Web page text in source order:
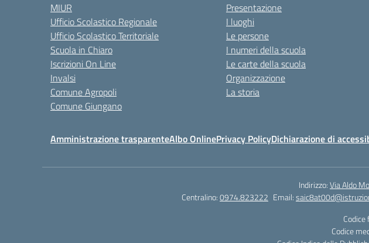
MIUR
Ufficio Scolastico Regionale
Ufficio Scolastico Territoriale
Scuola in Chiaro
Iscrizioni On Line
Invalsi
Comune Agropoli
Comune Giungano
Presentazione
I luoghi
Le persone
I numeri della scuola
Le carte della scuola
Organizzazione
La storia
Amministrazione trasparenteAlbo OnlinePrivacy PolicyDichiarazione di
Indirizzo:Via Aldo
Centralino:0974.823222 Email:
Codice